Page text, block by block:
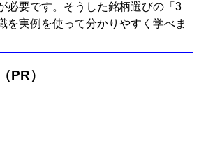
必要です。そうした銘柄選びの「3
を実例を使って分かりやすく学べま
PR）